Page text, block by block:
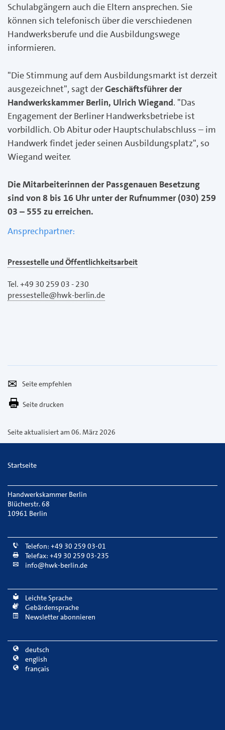
Schulabgängern auch die Eltern ansprechen. Sie
können sich telefonisch über die verschiedenen
Handwerksberufe und die Ausbildungswege
informieren.
"Die Stimmung auf dem Ausbildungsmarkt ist derzeit
ausgezeichnet", sagt derGeschäftsführer der
Handwerkskammer Berlin, Ulrich Wiegand. "Das
Engagement der Berliner Handwerksbetriebe ist
vorbildlich. Ob Abitur oder Hauptschulabschluss – im
Handwerk findet jeder seinen Ausbildungsplatz", so
Wiegand weiter.
Die Mitarbeiterinnen der Passgenauen Besetzung
sind von 8 bis 16 Uhr unter der Rufnummer (030) 259
03 – 555 zu erreichen.
Ansprechpartner:
Pressestelle und Öffentlichkeitsarbeit
Tel. +49 30 259 03 - 230
pressestelle@hwk-berlin.de
empfehlen
Per
E-
versenden
Seite drucken
Seite aktualisiert am 06. März 2026
Startseite
Handwerkskammer Berlin
Blücherstr. 68
10961 Berlin
Telefon: +49 30 259 03-01
Telefax: +49 30 259 03-235
info@hwk-berlin.de
Leichte Sprache
Gebärdensprache
Newsletter abonnieren
deutsch
english
français